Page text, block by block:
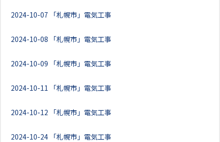
2024-10-07 「札幌市」電気工事
2024-10-08 「札幌市」電気工事
2024-10-09 「札幌市」電気工事
2024-10-11 「札幌市」電気工事
2024-10-12 「札幌市」電気工事
2024-10-24 「札幌市」電気工事